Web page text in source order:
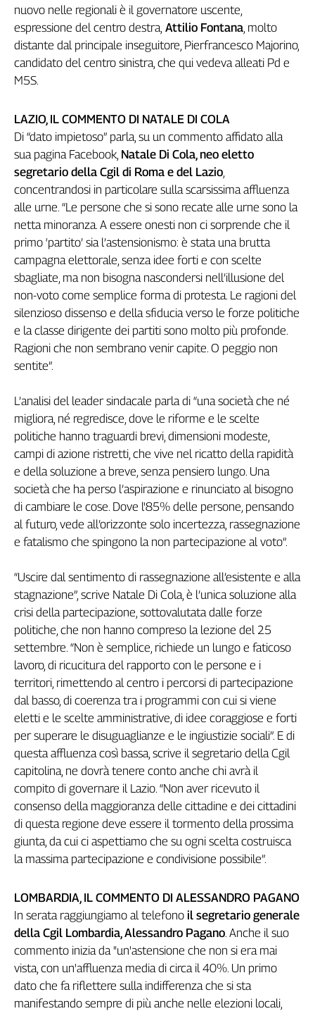
Sassolino
Linea
Economica
Tech
It
Idea
Diffusa
InFlai
Le
trasmissioni
tv
Work
in
Progress
L'Italia
nel
Lavoro
Territori
Abruzzo-
Alto
Adige
Basilicata
Emilia-
Romagna
Friuli
Giulia
Lazio
Liguria
Lombardia
Marche
Piemonte
Puglia
Sardegna
Sicilia
Toscana
Trentino
Umbria
D'Aosta
Veneto
Archivio
2014
Cerca
Contatti
nuovo nelle regionali è il governatore uscente,
espressione del centro destra, Attilio Fontana, molto
distante dal principale inseguitore, Pierfrancesco Majorino,
candidato del centro sinistra, che qui vedeva alleati Pd e
M5S.
LAZIO, IL COMMENTO DI NATALE DI COLA
Di “dato impietoso” parla, su un commento affidato alla
sua pagina Facebook, Natale Di Cola, neo eletto
segretario della Cgil di Roma e del Lazio,
concentrandosi in particolare sulla scarsissima affluenza
alle urne. “Le persone che si sono recate alle urne sono la
netta minoranza. A essere onesti non ci sorprende che il
primo ‘partito’ sia l’astensionismo: è stata una brutta
campagna elettorale, senza idee forti e con scelte
sbagliate, ma non bisogna nascondersi nell’illusione del
non-voto come semplice forma di protesta. Le ragioni del
silenzioso dissenso e della sfiducia verso le forze politiche
e la classe dirigente dei partiti sono molto più profonde.
Ragioni che non sembrano venir capite. O peggio non
sentite”.
L’analisi del leader sindacale parla di “una società che né
migliora, né regredisce, dove le riforme e le scelte
politiche hanno traguardi brevi, dimensioni modeste,
campi di azione ristretti, che vive nel ricatto della rapidità
e della soluzione a breve, senza pensiero lungo. Una
società che ha perso l’aspirazione e rinunciato al bisogno
di cambiare le cose. Dove l'85% delle persone, pensando
al futuro, vede all’orizzonte solo incertezza, rassegnazione
e fatalismo che spingono la non partecipazione al voto”.
“Uscire dal sentimento di rassegnazione all’esistente e alla
stagnazione”, scrive Natale Di Cola, è l’unica soluzione alla
crisi della partecipazione, sottovalutata dalle forze
politiche, che non hanno compreso la lezione del 25
settembre. “Non è semplice, richiede un lungo e faticoso
lavoro, di ricucitura del rapporto con le persone e i
territori, rimettendo al centro i percorsi di partecipazione
dal basso, di coerenza tra i programmi con cui si viene
eletti e le scelte amministrative, di idee coraggiose e forti
per superare le disuguaglianze e le ingiustizie sociali”. E di
questa affluenza così bassa, scrive il segretario della Cgil
capitolina, ne dovrà tenere conto anche chi avrà il
compito di governare il Lazio. “Non aver ricevuto il
consenso della maggioranza delle cittadine e dei cittadini
di questa regione deve essere il tormento della prossima
giunta, da cui ci aspettiamo che su ogni scelta costruisca
la massima partecipazione e condivisione possibile”.
LOMBARDIA, IL COMMENTO DI ALESSANDRO PAGANO
In serata raggiungiamo al telefono il segretario generale
della Cgil Lombardia, Alessandro Pagano. Anche il suo
commento inizia da "un'astensione che non si era mai
vista, con un'affluenza media di circa il 40%. Un primo
dato che fa riflettere sulla indifferenza che si sta
manifestando sempre di più anche nelle elezioni locali,